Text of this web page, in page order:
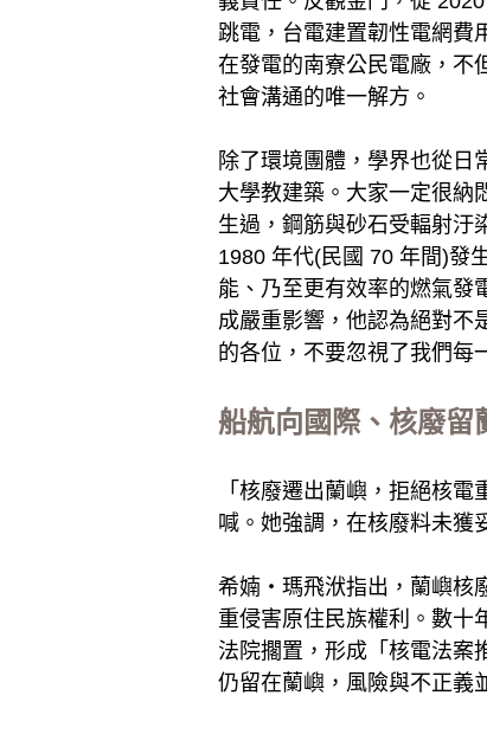
跳電，台電建置韌性電網費
在發電的南寮公民電廠，不
社會溝通的唯一解方。
除了環境團體，學界也從日
大學教建築。大家一定很納
生過，鋼筋與砂石受輻射汙
1980 年代(民國 70 年間)發
能、乃至更有效率的燃氣發
成嚴重影響，他認為絕對不
的各位，不要忽視了我們每
船航向國際、核廢留
「核廢遷出蘭嶼，拒絕核
喊。她強調，在核廢料未獲
希婻・瑪飛洑指出，蘭嶼核
重侵害原住民族權利。數十
法院擱置，形成「核電法案
仍留在蘭嶼，風險與不正義